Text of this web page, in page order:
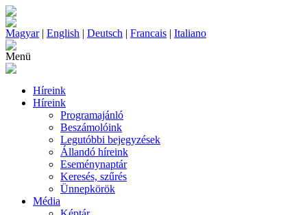
Magyar| English | Deutsch | Francais | Italiano
Menü
Híreink
Híreink
Programajánló
Beszámolóink
Legutóbbi bejegyzések
Állandó híreink
Eseménynaptár
Keresés, szűrés
Ünnepkörök
Média